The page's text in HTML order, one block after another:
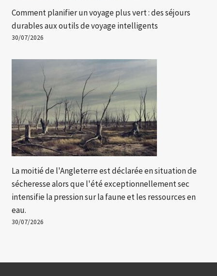
Comment planifier un voyage plus vert : des séjours
durables aux outils de voyage intelligents
30/07/2026
La moitié de l'Angleterre est déclarée en situation de
sécheresse alors que l'été exceptionnellement sec
intensifie la pression sur la faune et les ressources en
eau.
30/07/2026